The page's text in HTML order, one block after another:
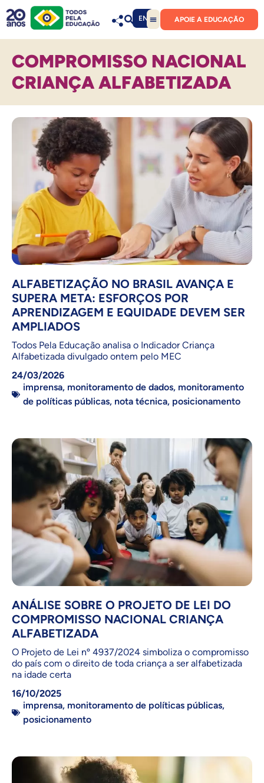
EN APOIE A EDUCAÇÃO
COMPROMISSO NACIONAL
CRIANÇA ALFABETIZADA
ALFABETIZAÇÃO NO BRASIL AVANÇA E
SUPERA META: ESFORÇOS POR
APRENDIZAGEM E EQUIDADE DEVEM SER
AMPLIADOS
Todos Pela Educação analisa o Indicador Criança
Alfabetizada divulgado ontem pelo MEC
24/03/2026
imprensa, monitoramento de dados, monitoramento
de políticas públicas, nota técnica, posicionamento
ANÁLISE SOBRE O PROJETO DE LEI DO
COMPROMISSO NACIONAL CRIANÇA
ALFABETIZADA
O Projeto de Lei nº 4937/2024 simboliza o compromisso
do país com o direito de toda criança a ser alfabetizada
na idade certa
16/10/2025
imprensa, monitoramento de políticas públicas,
posicionamento